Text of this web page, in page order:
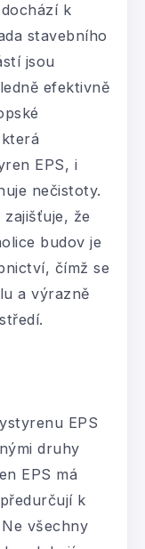
k
stavebního
jsou
efektivně
EPS, i
nečistoty.
že
budov je
čímž se
a výrazně
EPS
druhy
EPS má
k
všechny